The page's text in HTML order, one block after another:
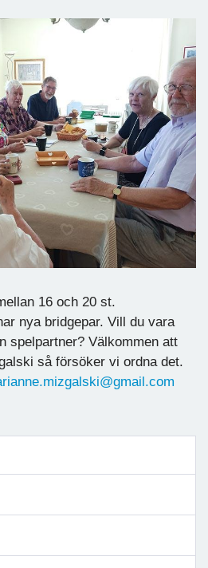
16 och 20 st.
nya bridgepar. Vill du vara
spelpartner? Välkommen att
så försöker vi ordna det.